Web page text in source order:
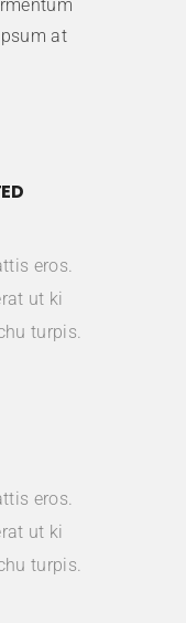
at
eros.
ut ki
turpis.
eros.
ut ki
turpis.